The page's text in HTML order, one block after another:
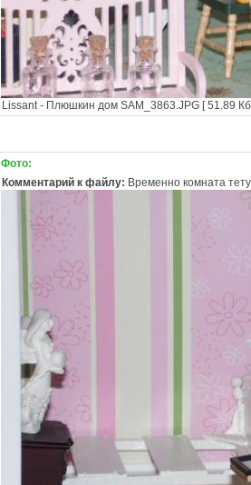
Lissant - Плюшкин дом SAM_3863.JPG [ 51.89
Фото:
Комментарий к файлу: Временно комната